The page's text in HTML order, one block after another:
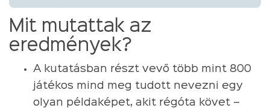
Mit mutattak az
eredmények?
A kutatásban részt vevő több mint 800
játékos mind meg tudott nevezni egy
olyan példaképet, akit régóta követ –